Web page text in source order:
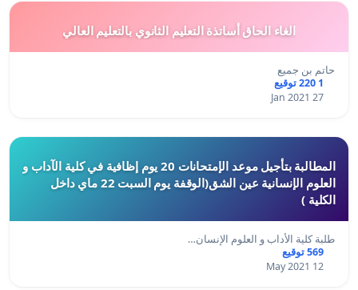
الغاء الحاق أساتذة التعليم الثانوي بالتعليم العالي
حاتم بن جميع
1 220 توقيع
27 Jan 2021
المطالبة بتأجيل موعد الإمتحانات 20 يوم إظافية في كلية الآداب و
العلوم الإنسانية عين الشق(الوقفة يوم السبت 22 ماي داخل
الكلية )
طلبة كلية الأداب و العلوم الإنسان…
569 توقيع
12 May 2021